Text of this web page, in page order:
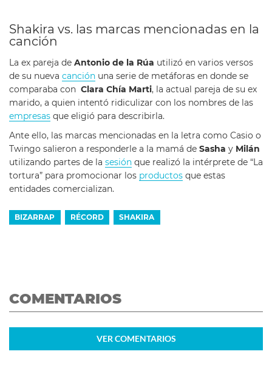
Shakira vs. las marcas mencionadas en la
canción
La ex pareja de Antonio de la Rúa utilizó en varios versos
de su nueva canción una serie de metáforas en donde se
comparaba con Clara Chía Marti, la actual pareja de su ex
marido, a quien intentó ridiculizar con los nombres de las
empresas que eligió para describirla.
Ante ello, las marcas mencionadas en la letra como Casio o
Twingo salieron a responderle a la mamá de Sasha y Milán
utilizando partes de la sesión que realizó la intérprete de “La
tortura” para promocionar los productos que estas
entidades comercializan.
BIZARRAP RÉCORD SHAKIRA
COMENTARIOS
VER COMENTARIOS